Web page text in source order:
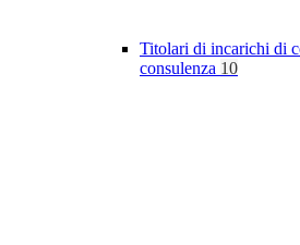
Titolari di incarichi di
consulenza 10